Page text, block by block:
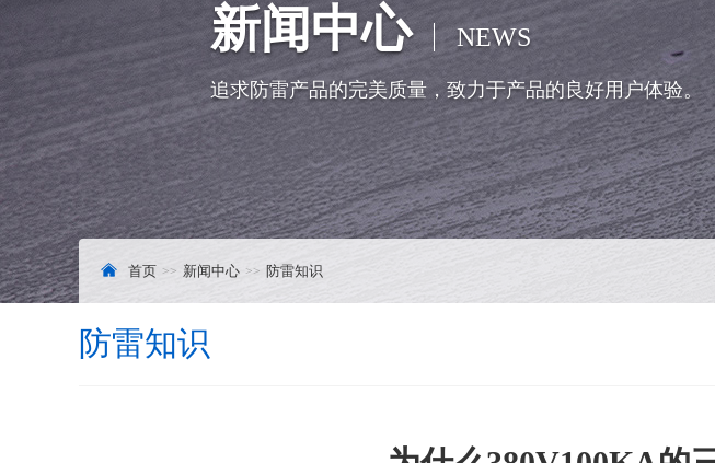
新闻中心 NEWS
追求防雷产品的完美质量，致力于产品的良好用户体验。
首页 新闻中心 防雷知识
防雷知识